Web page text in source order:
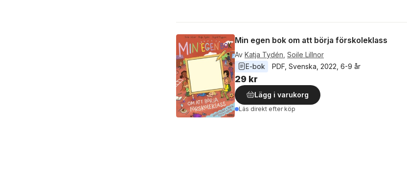
Min egen bok om att börja förskoleklass
Av Katja Tydén Soile Lillnor
E-bok
PDF Svenska 2022 6-9 år
29 kr
Lägg i varukorg
Läs direkt efter köp